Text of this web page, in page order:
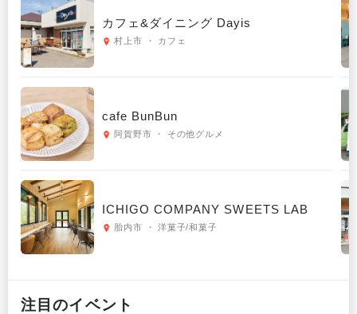
カフェ&ダイニング Dayis
村上市 ・ カフェ
cafe BunBun
阿賀野市 ・ その他グルメ
ICHIGO COMPANY SWEETS LAB
胎内市 ・ 洋菓子/和菓子
注目のイベント